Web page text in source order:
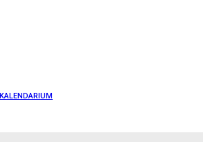
KALENDARIUM